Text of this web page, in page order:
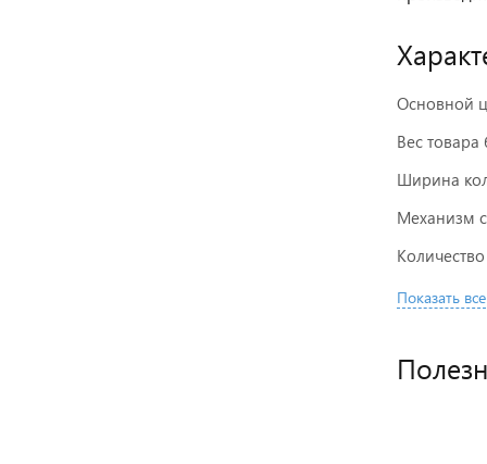
Основной
Вес товара
Ширина
Механизм
Показать все